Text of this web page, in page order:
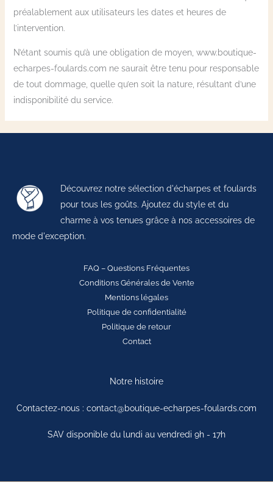
préalablement aux utilisateurs les dates et heures de
l’intervention.
N’étant soumis qu’à une obligation de moyen, www.boutique-
echarpes-foulards.com ne saurait être tenu pour responsable
de tout dommage, quelle qu’en soit la nature, résultant d’une
indisponibilité du service.
Découvrez notre sélection d'écharpes et foulards
pour tous les goûts. Ajoutez du style et du
charme à vos tenues grâce à nos accessoires de
mode d'exception.
FAQ – Questions Fréquentes
Conditions Générales de Vente
Mentions légales
Politique de confidentialité
Politique de retour
Contact
Notre histoire
Contactez-nous : contact@boutique-echarpes-foulards.com
SAV disponible du lundi au vendredi 9h - 17h